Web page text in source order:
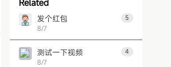
发个红包 5
8/7
测试一下视频 4
8/7